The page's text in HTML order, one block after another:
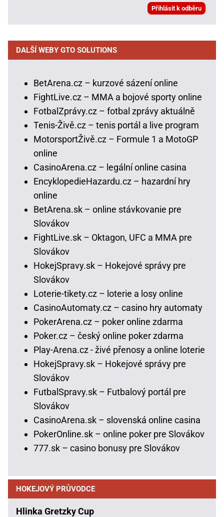
DALŠÍ WEBY GTO SOLUTIONS
BetArena.cz – kurzové sázení online
FightLive.cz – MMA a bojové sporty online
FotbalZprávy.cz – fotbal zprávy aktuálně
Tenis-Živě.cz – tenis portál a live program
MotorsportŽivě.cz – Formule 1 a MotoGP
online
CasinoArena.cz – legální online casina
EncyklopedieHazardu.cz – hazardní hry
online
BetArena.sk – online stávkovanie pre
Slovákov
FightLive.sk – Oktagon, UFC a MMA pre
Slovákov
HokejSpravy.sk – Hokejové správy pre
Slovákov
Loterie-tikety.cz – loterie a losy online
CasinoAutomaty.cz – casino hry automaty
PokerArena.cz – poker online zdarma
Poker.cz – český online poker zdarma
Play-Arena.cz - živé přenosy a online loterie
HokejSpravy.sk – Hokejové správy pre
Slovákov
FutbalSpravy.sk – Futbalový portál pre
Slovákov
CasinoArena.sk – slovenská online casina
PokerOnline.sk – online poker pre Slovákov
777.sk – casino bonusy pre Slovákov
HOKEJOVÝ PRŮVODCE
Hlinka Gretzky Cup